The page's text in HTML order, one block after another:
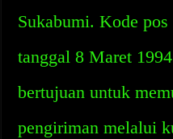
Sukabumi. Kode
tanggal 8 Maret
bertujuan untuk
pengiriman melalui